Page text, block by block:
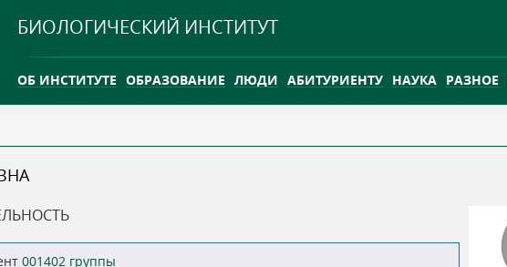
БИОЛОГИЧЕСКИЙ ИНСТИТУТ
ОБ ИНСТИТУТЕ ОБРАЗОВАНИЕ ЛЮДИ АБИТУРИЕНТУ НАУКА РАЗНОЕ
ТГУ ОТКРЫЛ ИССЛЕДОВАТЕЛЬСКУЮ СТАНЦИЮ НА ВАСЮГАНСКОМ БОЛОТЕ
001402 группы